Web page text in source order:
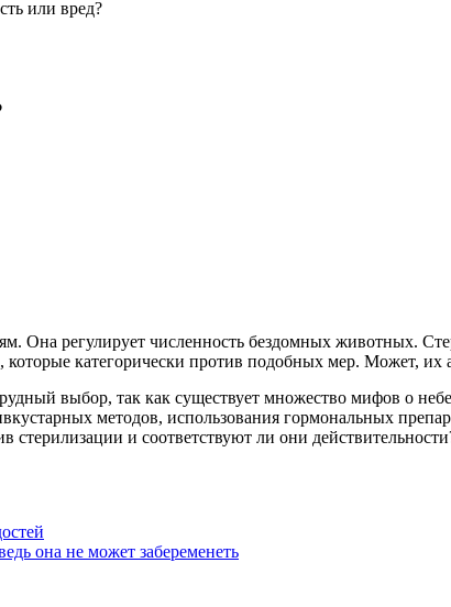
или вред?
Она регулирует численность бездомных животных.
категорически против подобных мер. Может,
выбор, так как существует множество мифов о
методов, использования гормональных
и соответствуют ли они
она не может забеременеть